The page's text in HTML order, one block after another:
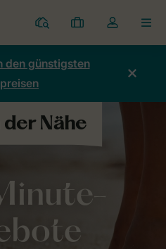
Ferienparks
Meine
Buchungen
Dropdown-
Menü
Kontos
den günstigsten